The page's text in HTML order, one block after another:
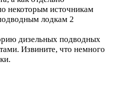
некоторым источникам
лодкам 2
дизельных подводных
Извините, что немного